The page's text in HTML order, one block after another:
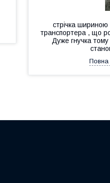
стрічка
транспортера , що
Дуже гнучка
Повна